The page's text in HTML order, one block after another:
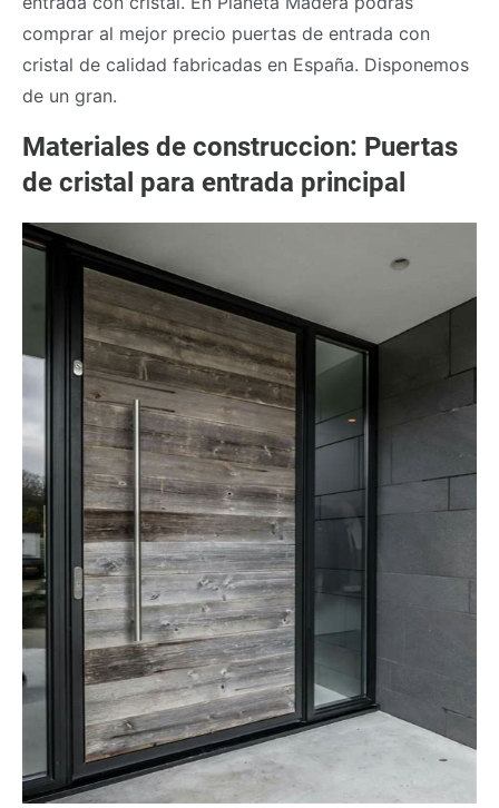
comprar al mejor precio puertas de entrada con
cristal de calidad fabricadas en España. Disponemos
de un gran.
Materiales de construccion: Puertas
de cristal para entrada principal